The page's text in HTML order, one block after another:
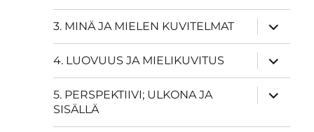
3. MINÄ JA MIELEN KUVITELMAT
näytä
4. LUOVUUS JA MIELIKUVITUS
näytä
5. PERSPEKTIIVI; ULKONA JA
SISÄLLÄ
näytä